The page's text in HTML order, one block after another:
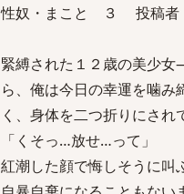
性奴・まこと ３ 投稿者
緊縛された１２歳の美少
ら、俺は今日の幸運を噛
く、身体を二つ折りにされ
「くそっ…放せ…って」
紅潮した顔で悔しそうに叫